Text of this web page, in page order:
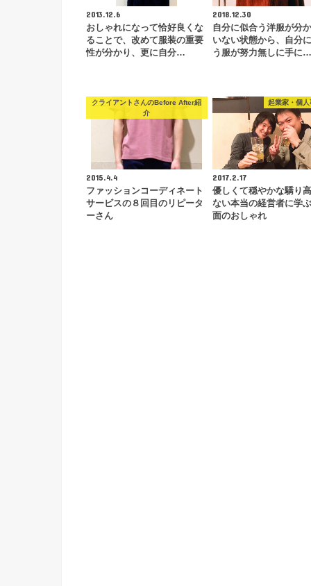
2013.12.6
おしゃれになって恰好良くな
ることで、改めて服装の重要
性が分かり、更に自分…
2018.12.30
自分に似合う洋服が分
いない状態から、自分
う服が努力無しに手に…
クライアントさんのBefore After紹
介
2015.4.4
ファッションコーディネート
サービスの８回目のリピータ
ーさん
起業家・個人
2017.2.17
優しくて穏やかな驕り
ない本当の経営者に学
面のおしゃれ